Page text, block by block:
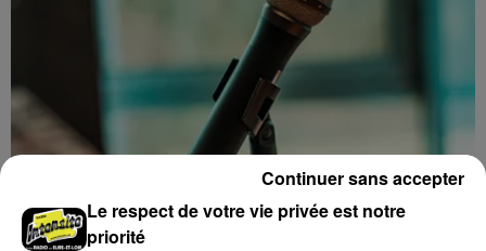
Intégrez le plus grand chœur d'Europe pour
Le respect de votre vie privée est notre
priorité
Continuer sans accepter